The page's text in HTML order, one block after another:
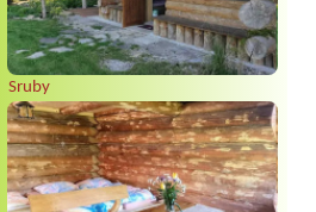
Termín od 2026-08-01 |Kemp Úbislav
- Ádova chatová osada
1obytka,2 dospělí,2deti a pes
Termín od 2026-08-07 |Camping
Chvalšiny
Obytný vůz
Termín od 2026-08-05 |Kemp Josef
1 velký stan4auta, 8 osob
Sruby